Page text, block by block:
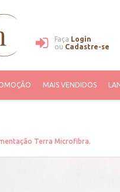
Faça Login
ou Cadastre-se
MAIS VENDIDOS
Terra Microfibra.